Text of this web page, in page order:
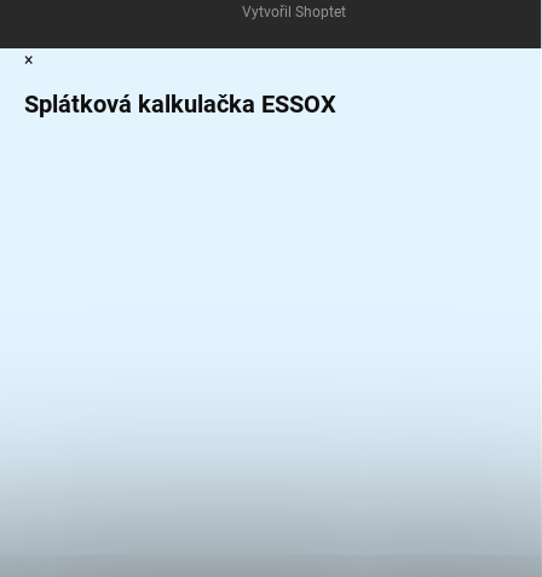
Vytvořil Shoptet
×
Splátková kalkulačka ESSOX